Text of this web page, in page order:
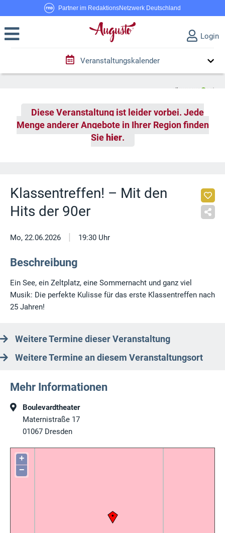
Partner im RedaktionsNetzwerk Deutschland
Login
Veranstaltungskalender
Diese Veranstaltung ist leider vorbei. Jede
Menge anderer Angebote in Ihrer Region finden
Sie hier.
Klassentreffen! – Mit den
Hits der 90er
Mo, 22.06.2026 | 19:30 Uhr
Beschreibung
Ein See, ein Zeltplatz, eine Sommernacht und ganz viel
Musik: Die perfekte Kulisse für das erste Klassentreffen nach
25 Jahren!
Weitere Termine dieser Veranstaltung
Weitere Termine an diesem Veranstaltungsort
Mehr Informationen
Boulevardtheater
Maternistraße 17
01067 Dresden
+
−